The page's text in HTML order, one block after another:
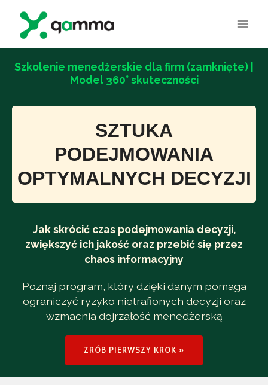
Przejdź
treści
Szkolenie menedżerskie dla firm (zamknięte) |
Model 360° skuteczności
SZTUKA
PODEJMOWANIA
OPTYMALNYCH DECYZJI
Jak skrócić czas podejmowania decyzji,
zwiększyć ich jakość oraz przebić się przez
chaos informacyjny
Poznaj program, który dzięki danym pomaga
ograniczyć ryzyko nietrafionych decyzji oraz
wzmacnia dojrzałość menedżerską
ZRÓB PIERWSZY KROK »